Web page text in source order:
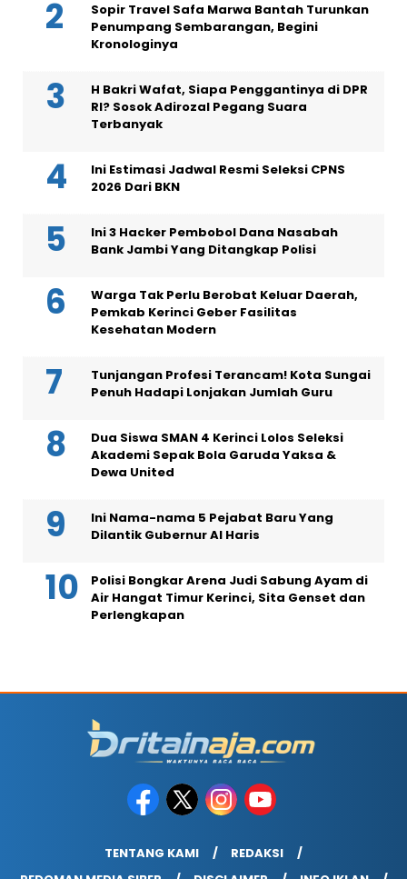
Sopir Travel Safa Marwa Bantah Turunkan
Penumpang Sembarangan, Begini
Kronologinya
H Bakri Wafat, Siapa Penggantinya di DPR
RI? Sosok Adirozal Pegang Suara
Terbanyak
Ini Estimasi Jadwal Resmi Seleksi CPNS
2026 Dari BKN
Ini 3 Hacker Pembobol Dana Nasabah
Bank Jambi Yang Ditangkap Polisi
Warga Tak Perlu Berobat Keluar Daerah,
Pemkab Kerinci Geber Fasilitas
Kesehatan Modern
Tunjangan Profesi Terancam! Kota Sungai
Penuh Hadapi Lonjakan Jumlah Guru
Dua Siswa SMAN 4 Kerinci Lolos Seleksi
Akademi Sepak Bola Garuda Yaksa &
Dewa United
Ini Nama-nama 5 Pejabat Baru Yang
Dilantik Gubernur Al Haris
Polisi Bongkar Arena Judi Sabung Ayam di
Air Hangat Timur Kerinci, Sita Genset dan
Perlengkapan
TENTANG KAMI
REDAKSI